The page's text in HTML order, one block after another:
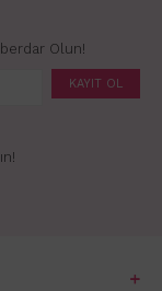
Olun!
KAYIT OL